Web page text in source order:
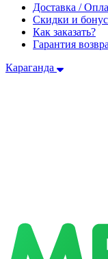
Доставка /
Скидки и
Как заказать?
Гарантия
Караганда